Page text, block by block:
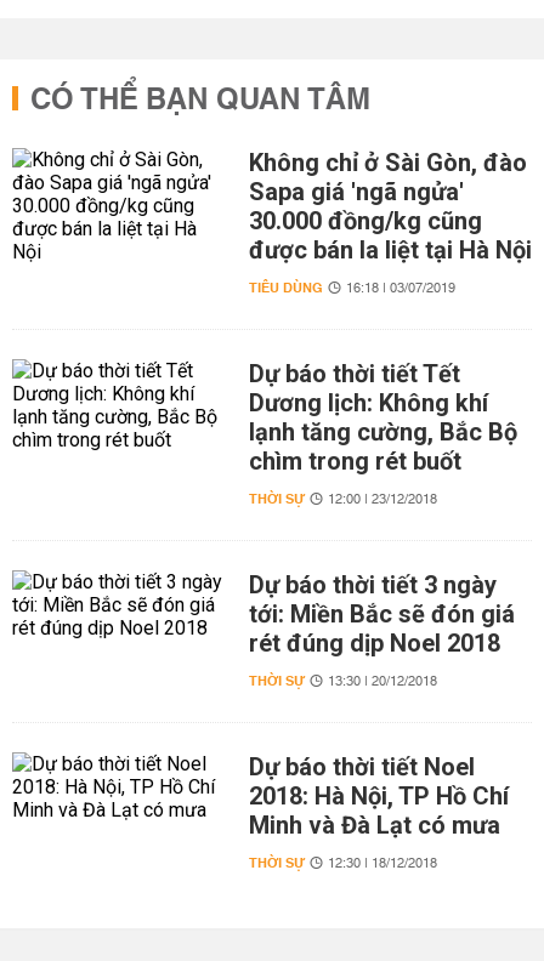
CÓ THỂ BẠN QUAN TÂM
Không chỉ ở Sài Gòn, đào
Sapa giá 'ngã ngửa'
30.000 đồng/kg cũng
được bán la liệt tại Hà Nội
TIÊU DÙNG 16:18 | 03/07/2019
Dự báo thời tiết Tết
Dương lịch: Không khí
lạnh tăng cường, Bắc Bộ
chìm trong rét buốt
THỜI SỰ 12:00 | 23/12/2018
Dự báo thời tiết 3 ngày
tới: Miền Bắc sẽ đón giá
rét đúng dịp Noel 2018
THỜI SỰ 13:30 | 20/12/2018
Dự báo thời tiết Noel
2018: Hà Nội, TP Hồ Chí
Minh và Đà Lạt có mưa
THỜI SỰ 12:30 | 18/12/2018